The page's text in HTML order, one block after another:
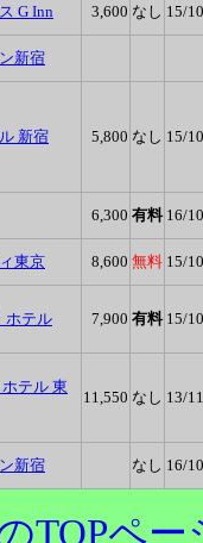
G Inn 3,600 なし 15/10
新宿
新宿 5,800 なし 15/10
6,300 有料 16/10
東京 8,600 無料 15/10
ホテル 7,900 有料 15/10
ホテル 東
11,550 なし 13/11
新宿 なし 16/10
TOPペー